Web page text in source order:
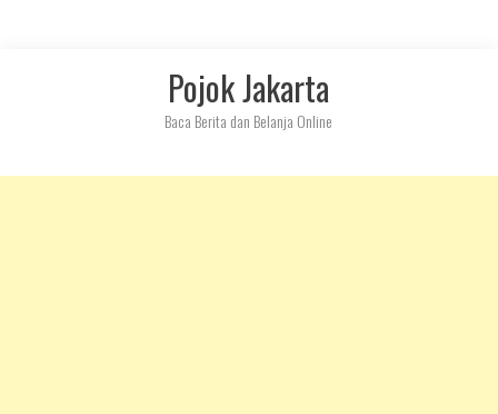
Pojok Jakarta
Baca Berita dan Belanja Online